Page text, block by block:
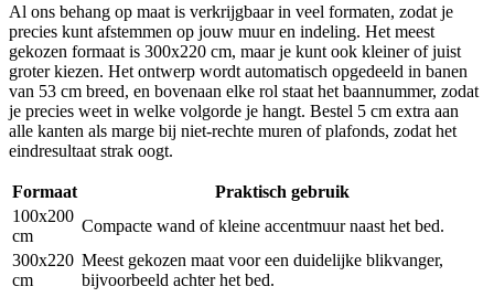
Al ons behang op maat is verkrijgbaar in veel formaten, zodat je
precies kunt afstemmen op jouw muur en indeling. Het meest
gekozen formaat is 300x220 cm, maar je kunt ook kleiner of juist
groter kiezen. Het ontwerp wordt automatisch opgedeeld in banen
van 53 cm breed, en bovenaan elke rol staat het baannummer, zodat
je precies weet in welke volgorde je hangt. Bestel 5 cm extra aan
alle kanten als marge bij niet-rechte muren of plafonds, zodat het
eindresultaat strak oogt.
Formaat
Praktisch gebruik
100x200
cm
Compacte wand of kleine accentmuur naast het bed.
300x220
cm
Meest gekozen maat voor een duidelijke blikvanger,
bijvoorbeeld achter het bed.